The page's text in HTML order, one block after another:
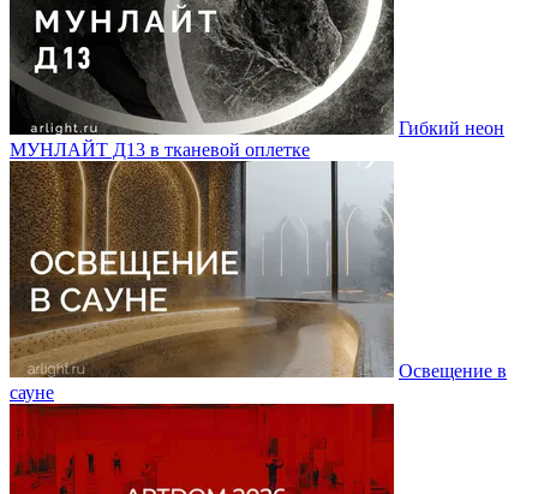
Гибкий неон
МУНЛАЙТ Д13 в тканевой оплетке
Освещение в
сауне